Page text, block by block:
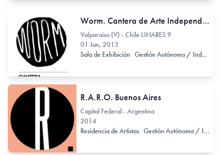
Worm. Cantera de Arte Independiente
Valparaiso (V) - Chile LINARES 9
01 Jan, 2013
Sala de Exhibición Gestión Autónoma / Independiente
R.A.R.O. Buenos Aires
Capital Federal - Argentina
2014
Residencia de Artistas Gestión Autónoma / Independiente